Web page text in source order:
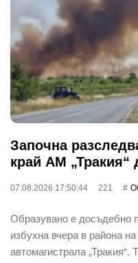
Започна
край АМ „Тракия“
07.08.2026 17:50:44 221
Образувано е досъдебно
избухна вчера в района
автомагистрала